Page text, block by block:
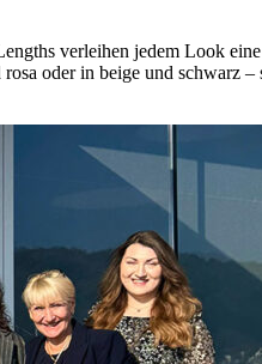
verleihen jedem Look
oder in beige und schwarz